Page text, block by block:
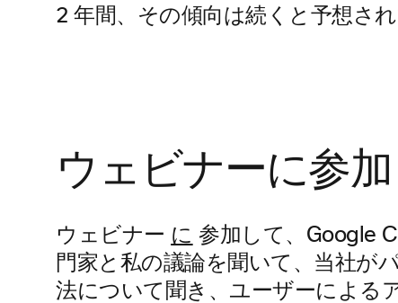
2 年間、その傾向は続くと予想され
ウェビナーに参加
ウェビナー に 参加して、Google
門家と私の議論を聞いて、当社が
法について聞き、ユーザーによる